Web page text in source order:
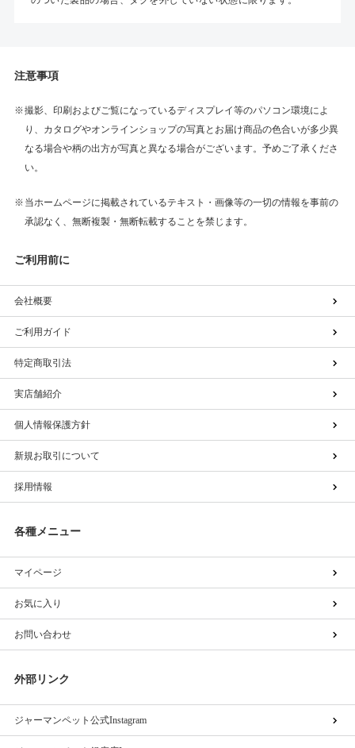
注意事項
撮影、印刷およびご覧になっているディスプレイ等のパソコン環境によ
り、カタログやオンラインショップの写真とお届け商品の色合いが多少異
なる場合や柄の出方が写真と異なる場合がございます。予めご了承くださ
い。
当ホームページに掲載されているテキスト・画像等の一切の情報を事前の
承認なく、無断複製・無断転載することを禁じます。
ご利用前に
会社概要
ご利用ガイド
特定商取引法
実店舗紹介
個人情報保護方針
新規お取引について
採用情報
各種メニュー
マイページ
お気に入り
お問い合わせ
外部リンク
ジャーマンペット公式Instagram